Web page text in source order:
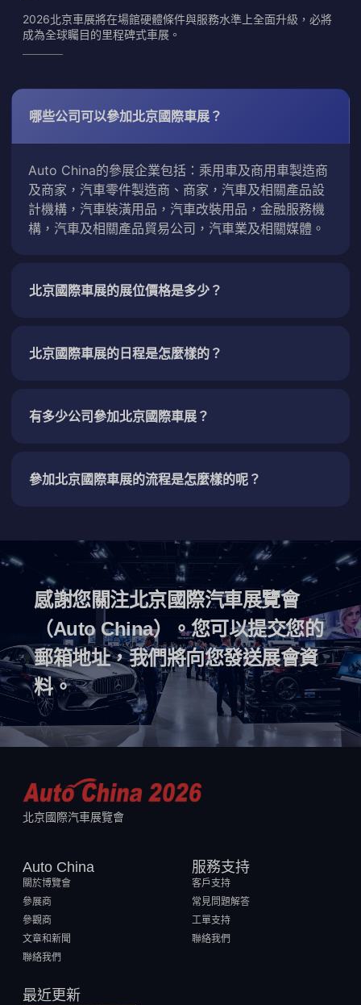
2026北京車展將在場館硬體條件與服務水準上全面升級，必將
成為全球矚目的里程碑式車展。
哪些公司可以參加北京國際車展？
Auto China的參展企業包括：乘用車及商用車製造商
及商家，汽車零件製造商、商家，汽車及相關產品設
計機構，汽車裝潢用品，汽車改裝用品，金融服務機
構，汽車及相關產品貿易公司，汽車業及相關媒體。
北京國際車展的展位價格是多少？
北京國際車展的日程是怎麼樣的？
有多少公司參加北京國際車展？
參加北京國際車展的流程是怎麼樣的呢？
感謝您關注北京國際汽車展覽會
（Auto China）。您可以提交您的
郵箱地址，我們將向您發送展會資
料。
北京國際汽車展覽會
Auto China
關於博覽會
參展商
參觀商
文章和新聞
聯絡我們
服務支持
客戶支持
常見問題解答
工單支持
聯絡我們
最近更新